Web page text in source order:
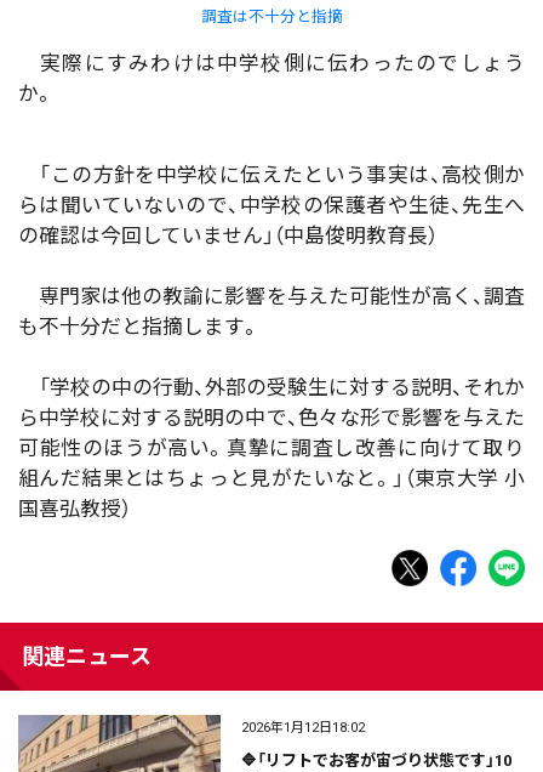
調査は不十分と指摘
実際にすみわけは中学校側に伝わったのでしょう
か。
「この方針を中学校に伝えたという事実は、高校側か
らは聞いていないので、中学校の保護者や生徒、先生へ
の確認は今回していません」（中島俊明教育長）
専門家は他の教諭に影響を与えた可能性が高く、調査
も不十分だと指摘します。
「学校の中の行動、外部の受験生に対する説明、それか
ら中学校に対する説明の中で、色々な形で影響を与えた
可能性のほうが高い。真摯に調査し改善に向けて取り
組んだ結果とはちょっと見がたいなと。」（東京大学 小
国喜弘教授）
関連ニュース
2026年1月12日18:02
🔷「リフトでお客が宙づり状態です」10